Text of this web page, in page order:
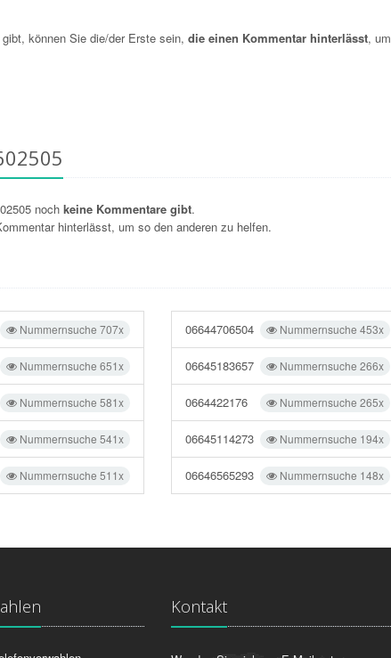
können Sie die/der Erste sein, die einen Kommentar hinterlässt, um
nochkeine Kommentare gibt.
hinterlässt, um so den anderen zu helfen.
Nummernsuche 707x
Nummernsuche 651x
Nummernsuche 581x
Nummernsuche 541x
Nummernsuche 511x
Nummernsuche 453x
06644706504
Nummernsuche 266x
06645183657
Nummernsuche 265x
0664422176
Nummernsuche 194x
06645114273
Nummernsuche 148x
06646565293
Kontakt